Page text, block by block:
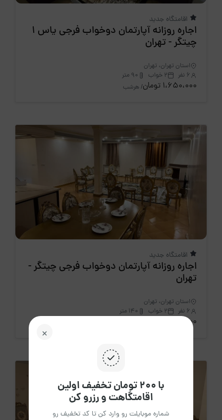
اقامتگاه جدید
اجاره روزانه آپارتمان دوخواب فرجی یاس 1
چیتگر - تهران
استان تهران، تهران
6 نفر
2 خواب 90 متر
1،650،000 تومان / هرشب
اقامتگاه جدید
اجاره روزانه آپارتمان دوخواب فرجی چیتگر -
تهران
استان تهران، تهران
6 نفر
2 خواب 140 متر
2،200،000 تومان
با ۲۰۰ تومان تخفیف اولین
اقامتگاهت و رزرو کن
شماره موبایلت رو وارد کن تا کد تخفیف رو